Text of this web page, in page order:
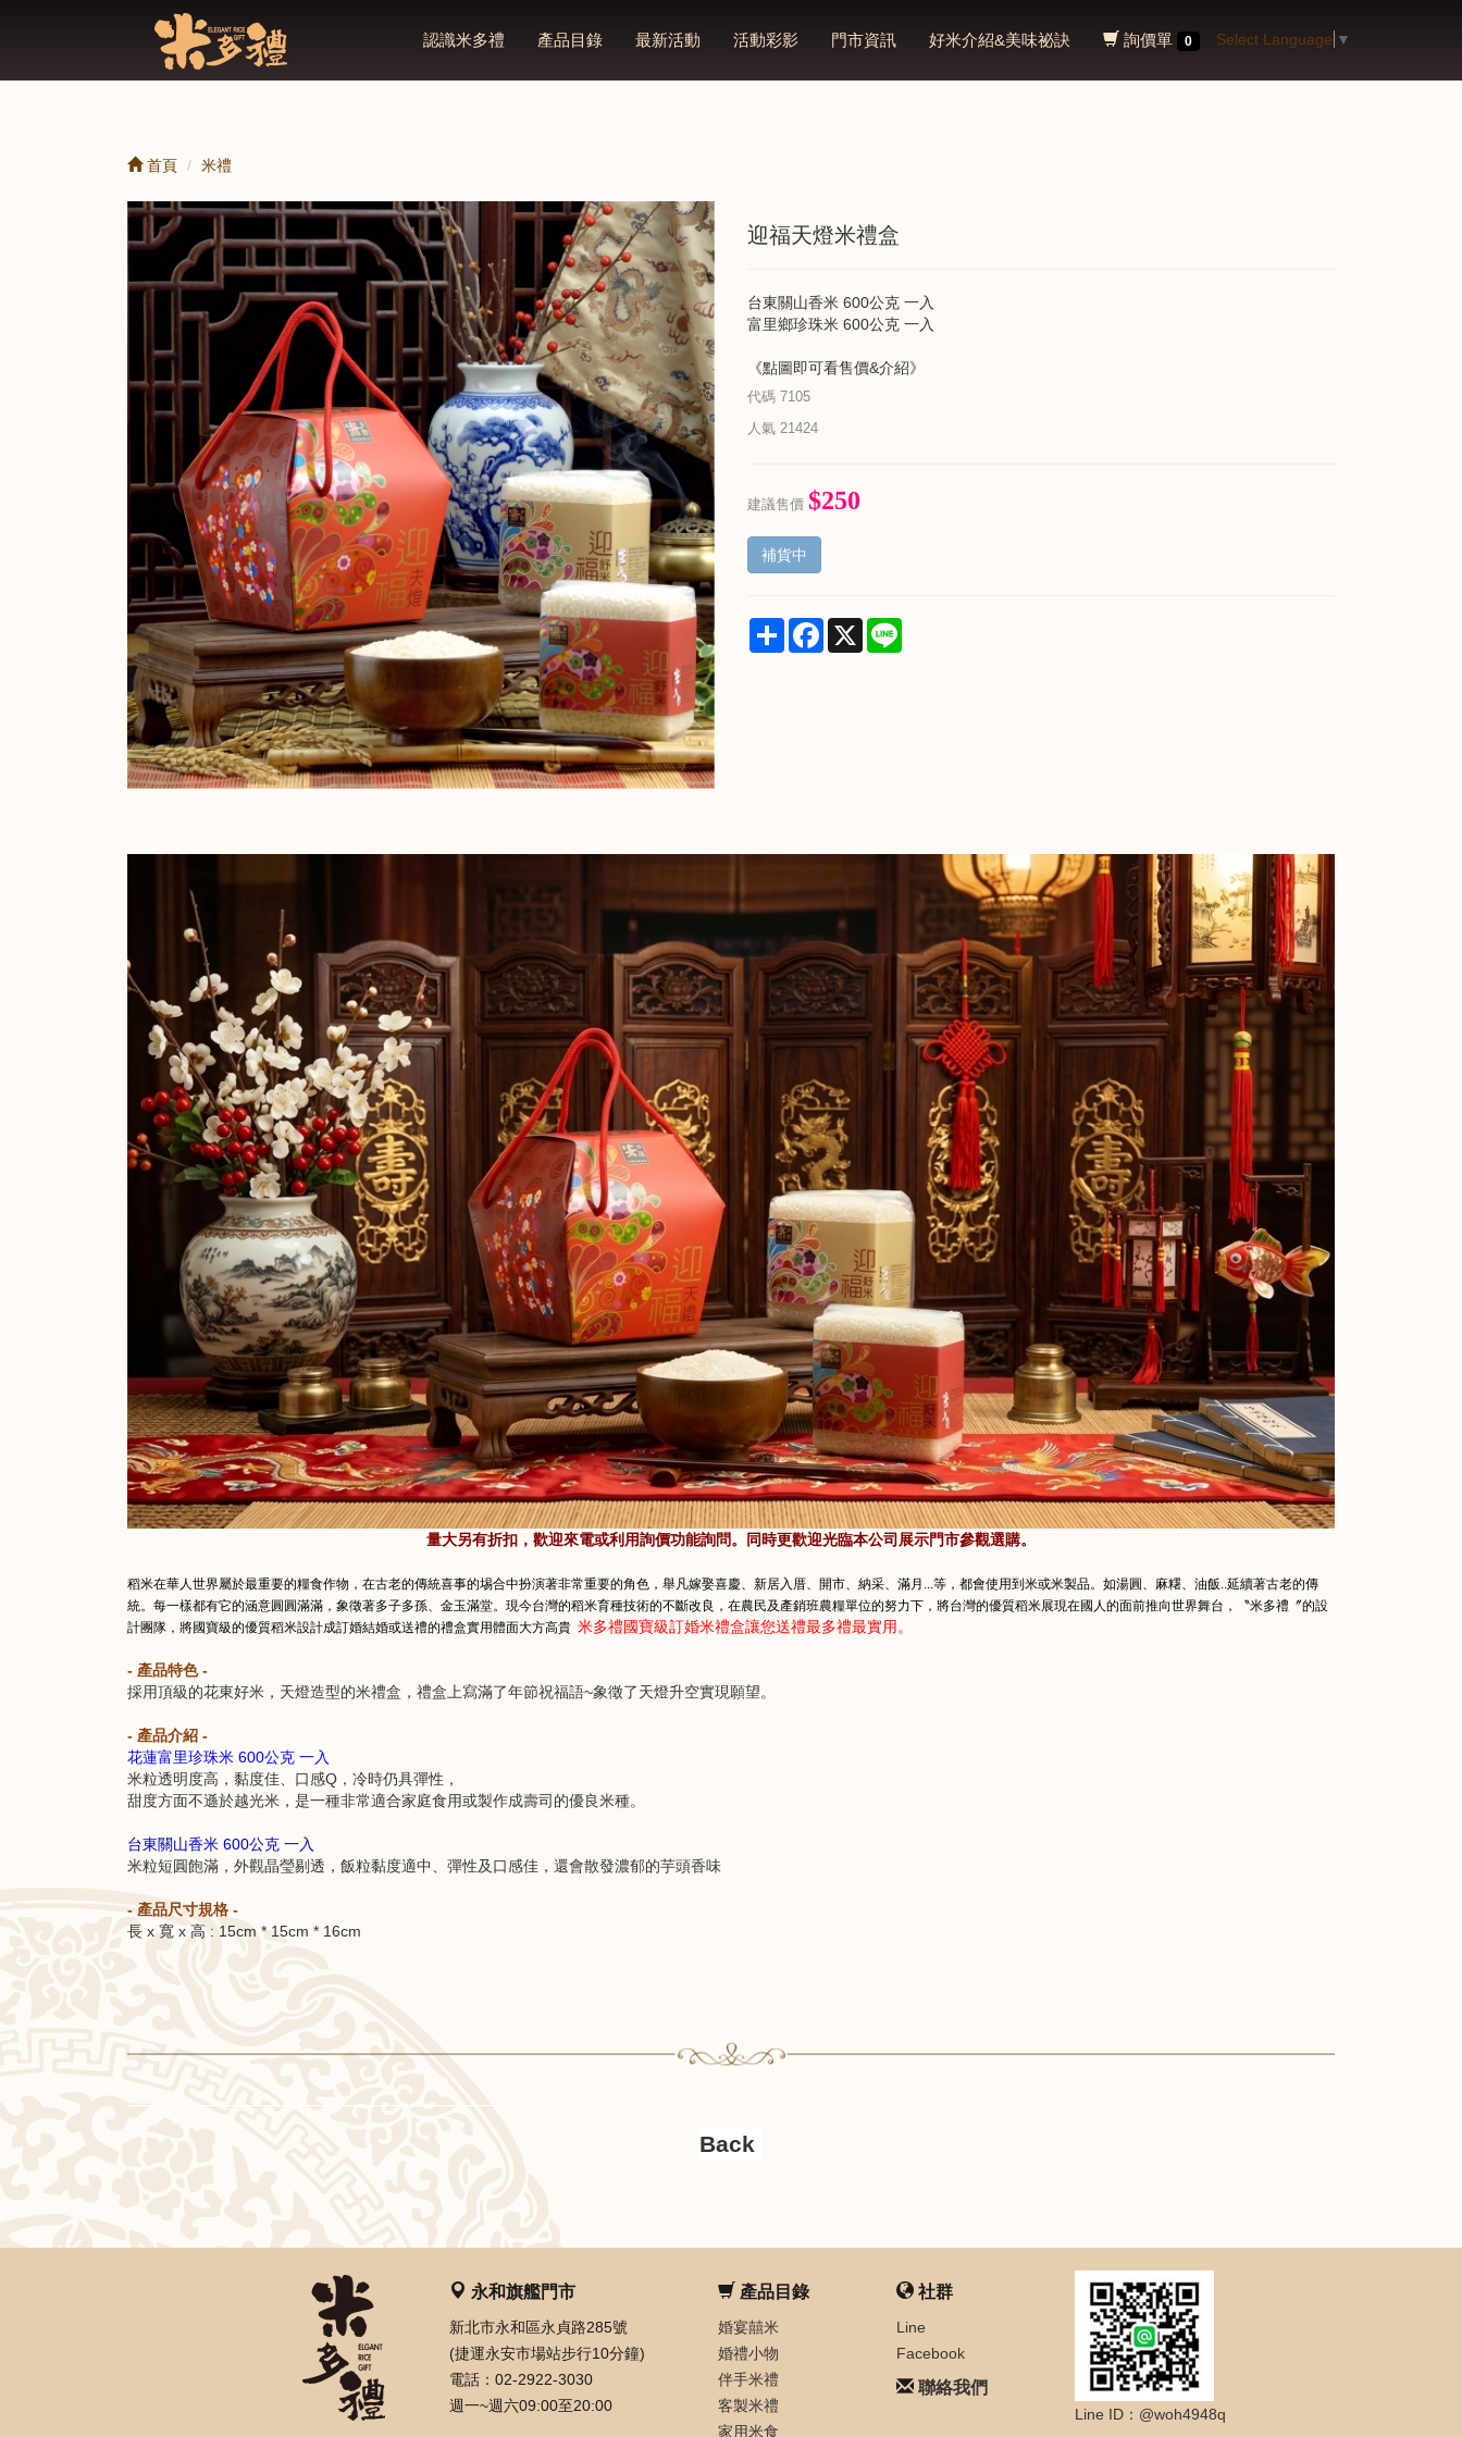
認識米多禮 產品目錄 最新活動 活動彩影 門市資訊 好米介紹&美味祕訣 詢價單 0 Select Language ▼
首頁 米禮
迎福天燈米禮盒
台東關山香米 600公克 一入
富里鄉珍珠米 600公克 一入
《點圖即可看售價&介紹》
代碼 7105
人氣 21424
建議售價 $250
補貨中
Share Facebook
X
量大另有折扣，歡迎來電或利用詢價功能詢問。同時更歡迎光臨本公司展示門市參觀選購。
稻米在華人世界屬於最重要的糧食作物，在古老的傳統喜事的埸合中扮演著非常重要的角色，舉凡嫁娶喜慶、新居入厝、開市、納采、滿月...等，都會使用到米或米製品。如湯圓、麻糬、油飯..延續著古老的傳
統。每一樣都有它的涵意圓圓滿滿，象徵著多子多孫、金玉滿堂。現今台灣的稻米育種技術的不斷改良，在農民及產銷班農糧單位的努力下，將台灣的優質稻米展現在國人的面前推向世界舞台，〝米多禮〞的設
計團隊，將國寶級的優質稻米設計成訂婚結婚或送禮的禮盒實用體面大方高貴 米多禮國寶級訂婚米禮盒讓您送禮最多禮最實用。
- 產品特色 -
採用頂級的花東好米，天燈造型的米禮盒，禮盒上寫滿了年節祝福語~象徵了天燈升空實現願望。
- 產品介紹 -
花蓮富里珍珠米 600公克 一入
米粒透明度高，黏度佳、口感Q，冷時仍具彈性，
甜度方面不遜於越光米，是一種非常適合家庭食用或製作成壽司的優良米種。
台東關山香米 600公克 一入
米粒短圓飽滿，外觀晶瑩剔透，飯粒黏度適中、彈性及口感佳，還會散發濃郁的芋頭香味
- 產品尺寸規格 -
長 x 寬 x 高 : 15cm * 15cm * 16cm
永和旗艦門市
新北市永和區永貞路285號
(捷運永安市場站步行10分鐘)
電話：02-2922-3030
週一~週六09:00至20:00
產品目錄
婚宴囍米
婚禮小物
伴手米禮
客製米禮
家用米食
社群
Line
Facebook
聯絡我們
Line ID：@woh4948q